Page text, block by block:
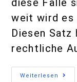
weit wird es
Diesen
rechtliche
Weiterlesen